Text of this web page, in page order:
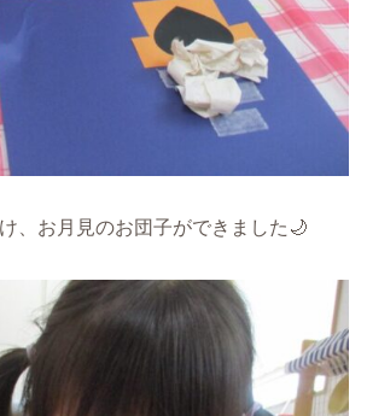
、お月見のお団子ができました🌙